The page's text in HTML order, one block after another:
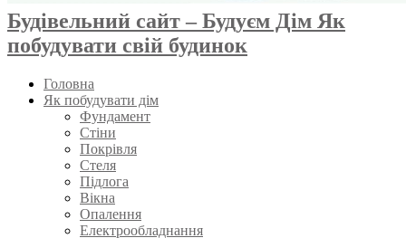
Будівельний сайт – Будуєм Дім Як
побудувати свій будинок
Головна
Як побудувати дім
Фундамент
Стіни
Покрівля
Стеля
Підлога
Вікна
Опалення
Електрообладнання